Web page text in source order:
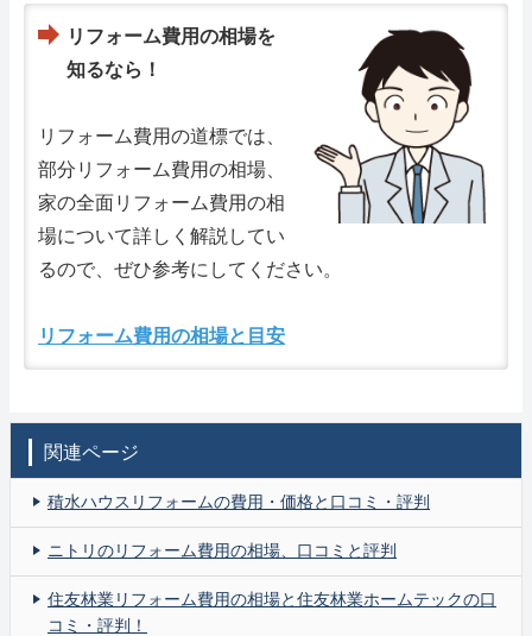
リフォーム費用の相場を
知るなら！
リフォーム費用の道標では、
部分リフォーム費用の相場、
家の全面リフォーム費用の相
場について詳しく解説してい
るので、ぜひ参考にしてください。
リフォーム費用の相場と目安
関連ページ
積水ハウスリフォームの費用・価格と口コミ・評判
ニトリのリフォーム費用の相場、口コミと評判
住友林業リフォーム費用の相場と住友林業ホームテックの口
コミ・評判！